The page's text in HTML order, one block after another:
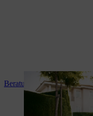
Beratung und